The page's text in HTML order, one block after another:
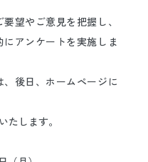
中文 한국어
望やご意見を把握し、
アンケートを実施しま
後日、ホームページに
たします。